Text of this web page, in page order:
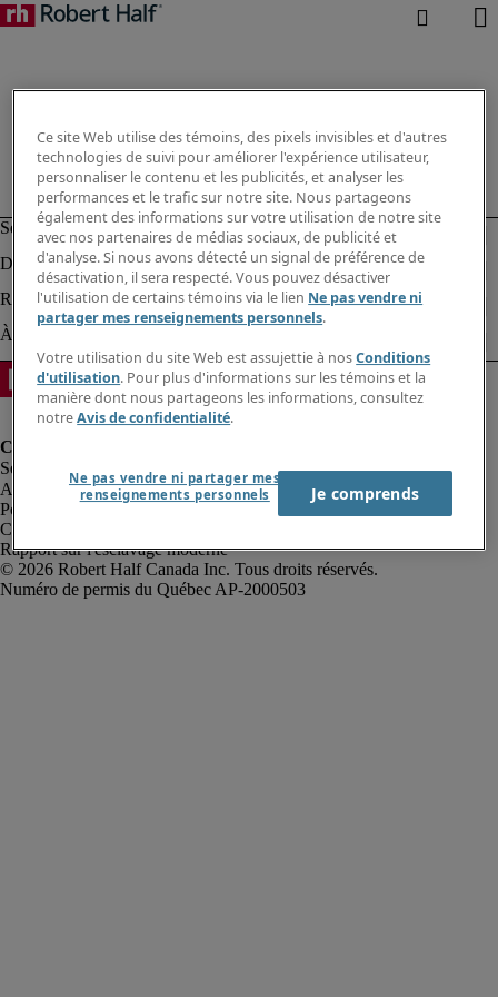
Alerte à la fraude
Politique de confidentialité
Conditions d’utilisation
Rapport sur l'esclavage moderne
Robert Half Canada Inc. Tous droits réservés.
Ce site Web utilise des témoins, des pixels invisibles et d'autres
technologies de suivi pour améliorer l'expérience utilisateur,
personnaliser le contenu et les publicités, et analyser les
performances et le trafic sur notre site. Nous partageons
également des informations sur votre utilisation de notre site
avec nos partenaires de médias sociaux, de publicité et
d'analyse. Si nous avons détecté un signal de préférence de
désactivation, il sera respecté. Vous pouvez désactiver
l'utilisation de certains témoins via le lien Ne pas vendre ni
partager mes renseignements personnels.
Votre utilisation du site Web est assujettie à nosConditions
d'utilisation. Pour plus d'informations sur les témoins et la
manière dont nous partageons les informations, consultez
notreAvis de confidentialité.
Ne pas vendre ni partager mes
renseignements personnels
Je comprends